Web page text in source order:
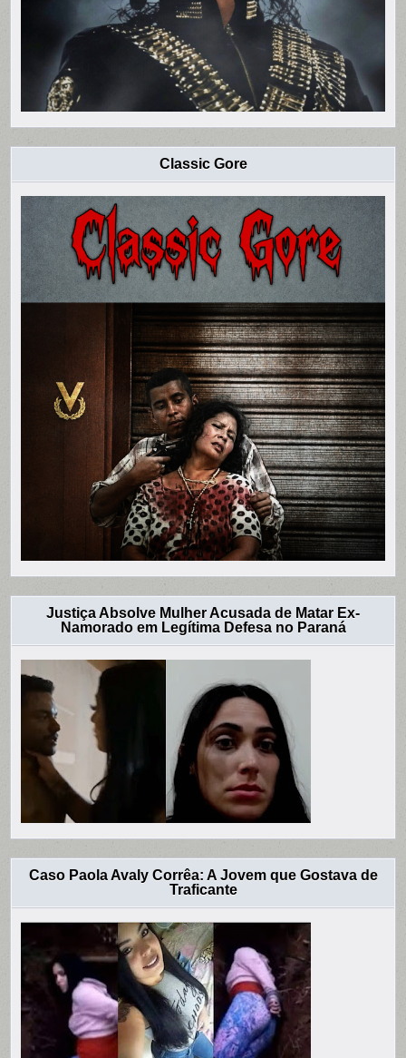
Classic Gore
Justiça Absolve Mulher Acusada de Matar Ex-
Namorado em Legítima Defesa no Paraná
Caso Paola Avaly Corrêa: A Jovem que Gostava de
Traficante